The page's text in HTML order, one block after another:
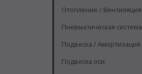
Отопление / Вентиляция
Пневматическая система
Подвеска / Амортизация
Подвеска оси